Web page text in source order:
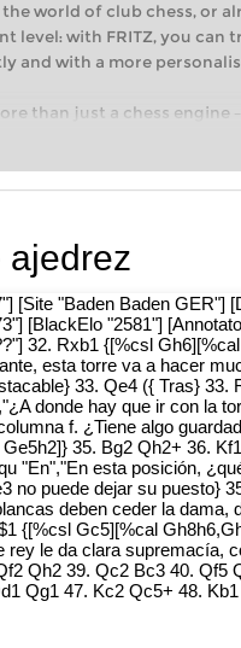
world of club chess, or
level: with FRITZ, you can
and with a more
than just a chess engine
taking your first steps
intelligently and with
ajedrez
[Site "Baden Baden GER"]
[BlackElo "2581"]
32. Rxb1 {[%csl
esta torre va a hacer
33. Qe4 ({ Tras}
donde hay que ir con la
f. ¿Tiene algo
35. Bg2 Qh2+ 36.
"En","En esta posición,
no puede dejar su puesto}
deben ceder la dama,
{[%csl Gc5][%cal
rey le da clara supremacía,
Qh2 39. Qc2 Bc3 40. Qf5
Qg1 47. Kc2 Qc5+ 48.